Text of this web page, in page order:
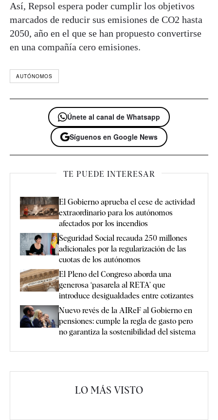
Así, Repsol espera poder cumplir los objetivos
marcados de reducir sus emisiones de CO2 hasta
2050, año en el que se han propuesto convertirse
en una compañía cero emisiones.
AUTÓNOMOS
Únete al canal de Whatsapp
Síguenos en Google News
TE PUEDE INTERESAR
El Gobierno aprueba el cese de actividad
extraordinario para los autónomos
afectados por los incendios
Seguridad Social recauda 250 millones
adicionales por la regularización de las
cuotas de los autónomos
El Pleno del Congreso aborda una
generosa ‘pasarela al RETA’ que
introduce desigualdades entre cotizantes
Nuevo revés de la AIReF al Gobierno en
pensiones: cumple la regla de gasto pero
no garantiza la sostenibilidad del sistema
LO MÁS VISTO